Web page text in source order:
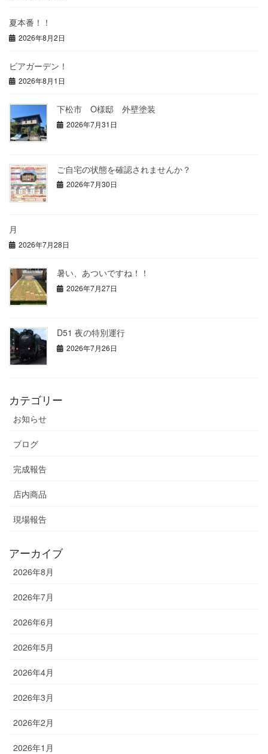
夏本番！！
2026年8月2日
ビアガーデン！
2026年8月1日
下松市 O様邸 外壁塗装
2026年7月31日
ご自宅の状態を確認されませんか？
2026年7月30日
月
2026年7月28日
暑い、あついですね！！
2026年7月27日
D51 夜の特別運行
2026年7月26日
カテゴリー
お知らせ
ブログ
完成報告
店内商品
現場報告
アーカイブ
2026年8月
2026年7月
2026年6月
2026年5月
2026年4月
2026年3月
2026年2月
2026年1月